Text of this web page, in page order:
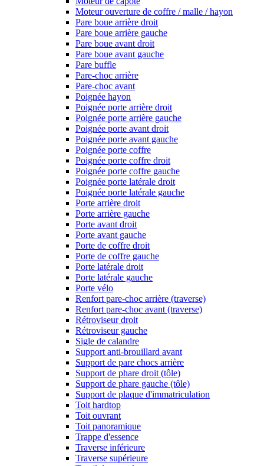
Moteur ouverture de coffre / malle / hayon
Pare boue arrière droit
Pare boue arrière gauche
Pare boue avant droit
Pare boue avant gauche
Pare buffle
Pare-choc arrière
Pare-choc avant
Poignée hayon
Poignée porte arrière droit
Poignée porte arrière gauche
Poignée porte avant droit
Poignée porte avant gauche
Poignée porte coffre
Poignée porte coffre droit
Poignée porte coffre gauche
Poignée porte latérale droit
Poignée porte latérale gauche
Porte arrière droit
Porte arrière gauche
Porte avant droit
Porte avant gauche
Porte de coffre droit
Porte de coffre gauche
Porte latérale droit
Porte latérale gauche
Porte vélo
Renfort pare-choc arrière (traverse)
Renfort pare-choc avant (traverse)
Rétroviseur droit
Rétroviseur gauche
Sigle de calandre
Support anti-brouillard avant
Support de pare chocs arrière
Support de phare droit (tôle)
Support de phare gauche (tôle)
Support de plaque d'immatriculation
Toit hardtop
Toit ouvrant
Toit panoramique
Trappe d'essence
Traverse inférieure
Traverse supérieure